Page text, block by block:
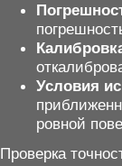
Условия
ровной
Проверка